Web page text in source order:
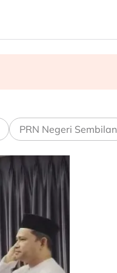
PRN Negeri Sembilan